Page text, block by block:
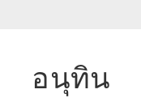
อนุทิน